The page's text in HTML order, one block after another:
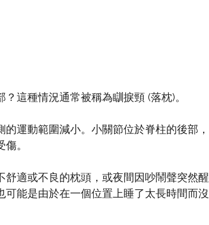
這種情況通常被稱為瞓捩頸 (落枕)。
運動範圍減小。小關節位於脊柱的後部，
。
適或不良的枕頭，或夜間因吵鬧聲突然醒
能是由於在一個位置上睡了太長時間而沒